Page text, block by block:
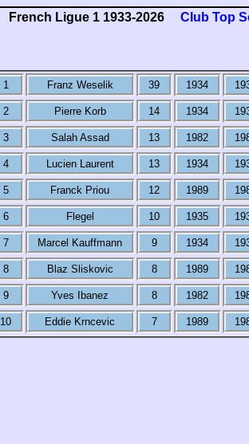
French Ligue 1 1933-2026 Club Top
1 Franz Weselik 39 1934
2 Pierre Korb 14 1934
3 Salah Assad 13 1982
4 Lucien Laurent 13 1934
5 Franck Priou 12 1989
6 Flegel 10 1935
7 Marcel Kauffmann 9 1934
8 Blaz Sliskovic 8 1989
9 Yves Ibanez 8 1982
10 Eddie Krncevic 7 1989